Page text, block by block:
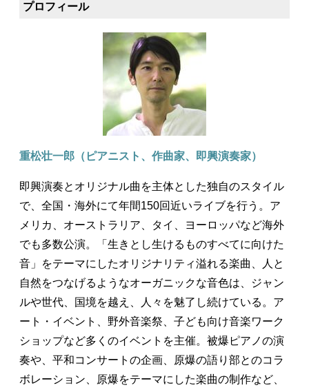
プロフィール
重松壮一郎（ピアニスト、作曲家、即興演奏家）
即興演奏とオリジナル曲を主体とした独自のスタイル
で、全国・海外にて年間150回近いライブを行う。ア
メリカ、オーストラリア、タイ、ヨーロッパなど海外
でも多数公演。「生きとし生けるものすべてに向けた
音」をテーマにしたオリジナリティ溢れる楽曲、人と
自然をつなげるようなオーガニックな音色は、ジャン
ルや世代、国境を越え、人々を魅了し続けている。ア
ート・イベント、野外音楽祭、子ども向け音楽ワーク
ショップなど多くのイベントを主催。被爆ピアノの演
奏や、平和コンサートの企画、原爆の語り部とのコラ
ボレーション、原爆をテーマにした楽曲の制作など、